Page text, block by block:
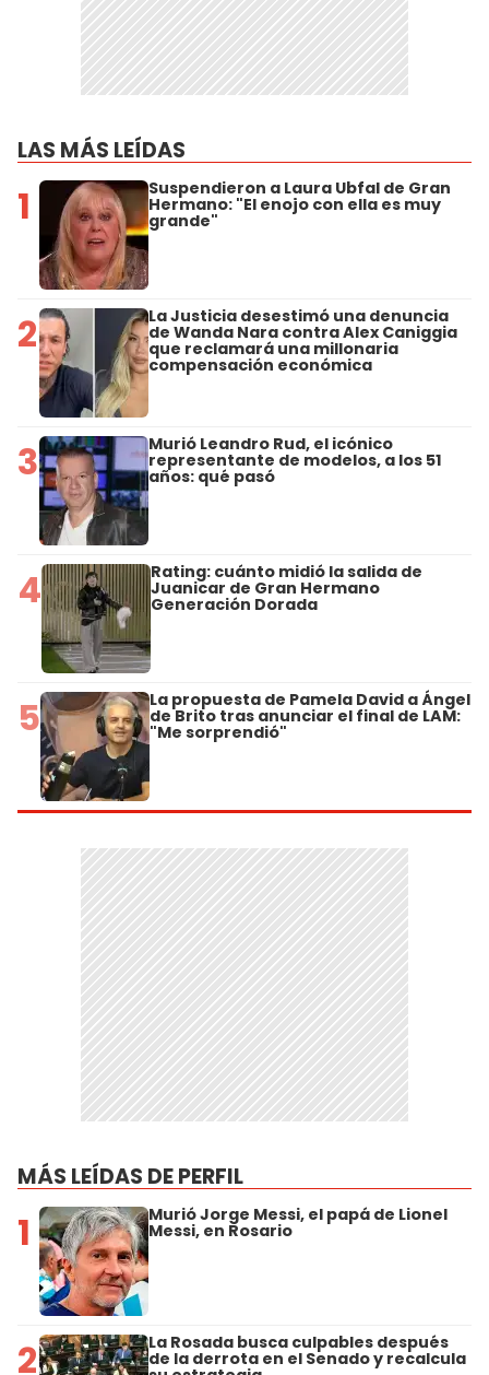
LAS MÁS LEÍDAS
1 Suspendieron a Laura Ubfal de Gran
Hermano: "El enojo con ella es muy
grande"
2 La Justicia desestimó una denuncia
de Wanda Nara contra Alex Caniggia
que reclamará una millonaria
compensación económica
3 Murió Leandro Rud, el icónico
representante de modelos, a los 51
años: qué pasó
4 Rating: cuánto midió la salida de
Juanicar de Gran Hermano
Generación Dorada
5 La propuesta de Pamela David a Ángel
de Brito tras anunciar el final de LAM:
"Me sorprendió"
MÁS LEÍDAS DE PERFIL
1 Murió Jorge Messi, el papá de Lionel
Messi, en Rosario
2 La Rosada busca culpables después
de la derrota en el Senado y recalcula